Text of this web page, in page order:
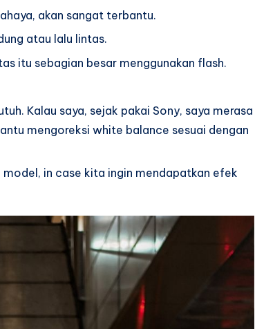
akan sangat terbantu.
atau lalu lintas.
itu sebagian besar menggunakan flash.
Kalau saya, sejak pakai Sony, saya merasa
mengoreksi white balance sesuai dengan
model, in case kita ingin mendapatkan efek